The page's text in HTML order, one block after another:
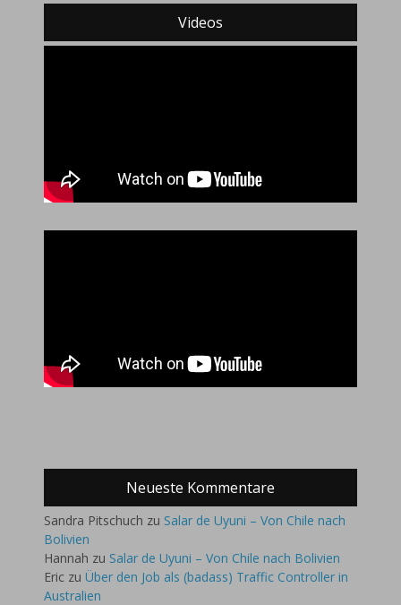
Videos
Neueste Kommentare
Sandra Pitschuch zu Salar de Uyuni – Von Chile nach
Bolivien
Hannah zu Salar de Uyuni – Von Chile nach Bolivien
Eric zu Über den Job als (badass) Traffic Controller in
Australien